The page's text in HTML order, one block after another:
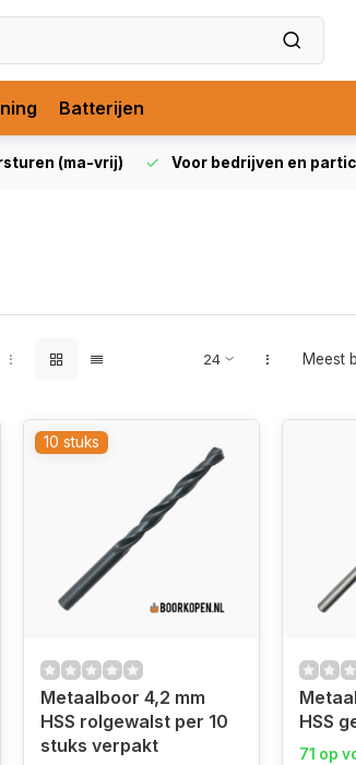
Batterijen
(ma-vrij) Voor bedrijven en
Meest
10 stuks
Metaalboor 4,2 mm
HSS rolgewalst per 10
stuks verpakt
HSS
71 op